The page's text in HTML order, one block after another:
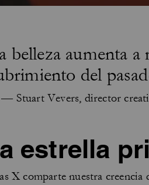
aumenta
del
— Stuart Vevers, director
estrella
comparte nuestra